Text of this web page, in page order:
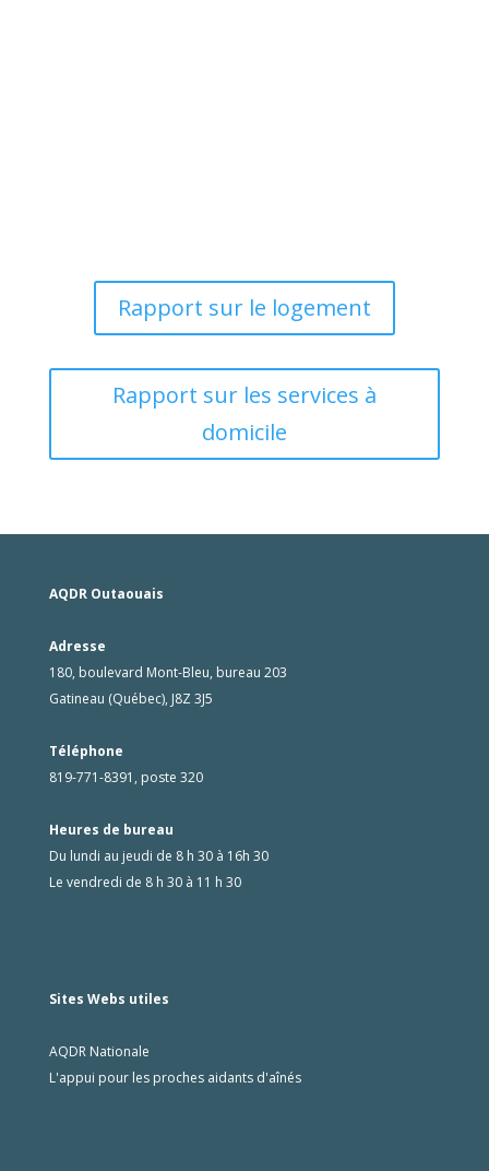
Rapport sur le logement
Rapport sur les services à
domicile
AQDR Outaouais
Adresse
180, boulevard Mont-Bleu, bureau 203
Gatineau (Québec), J8Z 3J5
Téléphone
819-771-8391, poste 320
Heures de bureau
Du lundi au jeudi de 8 h 30 à 16h 30
Le vendredi de 8 h 30 à 11 h 30
Sites Webs utiles
AQDR Nationale
L'appui pour les proches aidants d'aînés